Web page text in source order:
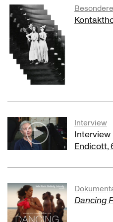
der Anna I überträgt, wird
Australierin. Ab jetzt ist sie
Aushängeschild des
Jahren, ob in
Komm tanz mit
demMacbeth-Projekt
Keuschheitslegende
sich Jo Ann Endicott in jede
kann auch spielen, lachen,
sogar auf Kommando
Mädchen ebenso gut geben
Nervensäge, die
die unnahbare Grand Dame
der Bühne zu verausgaben.
sein, sie ist, was sie spielt.
Interview
Interview
Endicott,
Dancing